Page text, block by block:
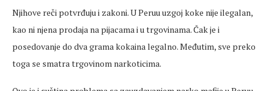
Njihove reči potvrđuju i zakoni. U Peruu uzgoj koke nije ilegalan,
kao ni njena prodaja na pijacama i u trgovinama. Čak je i
posedovanje do dva grama kokaina legalno. Međutim, sve preko
toga se smatra trgovinom narkoticima.